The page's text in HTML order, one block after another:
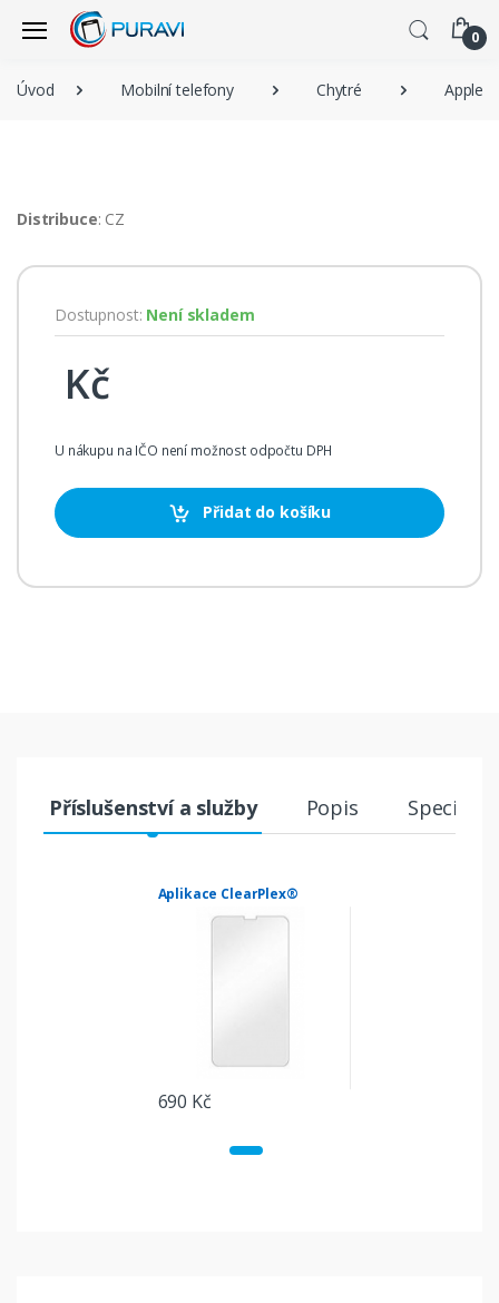
0
Úvod Mobilní telefony Chytré Apple
Distribuce: CZ
Dostupnost: Není skladem
Kč
U nákupu na IČO není možnost odpočtu DPH
Přidat do košíku
Příslušenství a služby Popis
Aplikace ClearPlex®
690 Kč